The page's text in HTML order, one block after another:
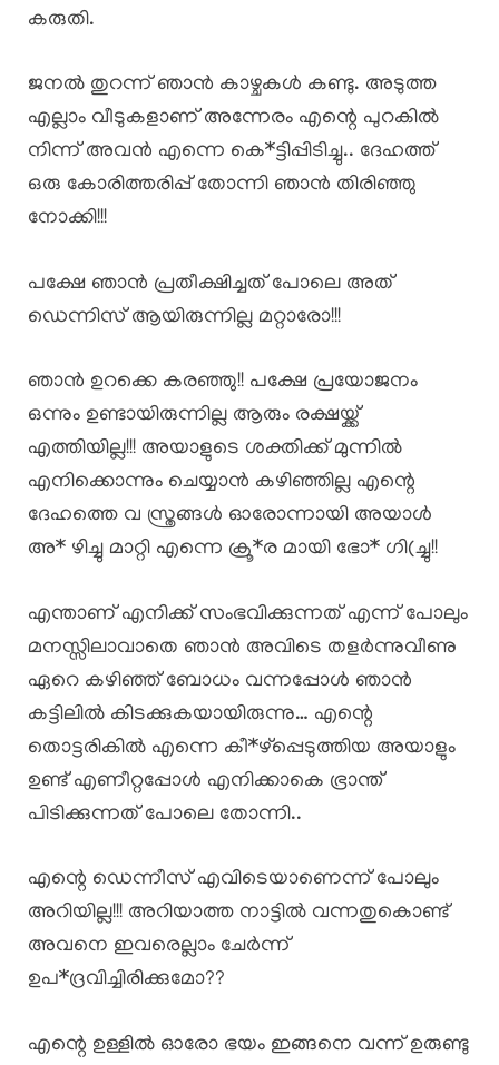
കരുതി.
ജനൽ തുറന്ന് ഞാൻ കാഴ്ചകൾ കണ്ടു. അടുത്ത
എല്ലാം വീടുകളാണ് അന്നേരം എന്റെ പുറകിൽ
നിന്ന് അവൻ എന്നെ കെ*ട്ടിപ്പിടിച്ചു.. ദേഹത്ത്
ഒരു കോരിത്തരിപ്പ് തോന്നി ഞാൻ തിരിഞ്ഞു
നോക്കി!!!
പക്ഷേ ഞാൻ പ്രതീക്ഷിച്ചത് പോലെ അത്
ഡെന്നിസ് ആയിരുന്നില്ല മറ്റാരോ!!!
ഞാൻ ഉറക്കെ കരഞ്ഞു!! പക്ഷേ പ്രയോജനം
ഒന്നും ഉണ്ടായിരുന്നില്ല ആരും രക്ഷയ്ക്ക്
എത്തിയില്ല!!! അയാളുടെ ശക്തിക്ക് മുന്നിൽ
എനിക്കൊന്നും ചെയ്യാൻ കഴിഞ്ഞില്ല എന്റെ
ദേഹത്തെ വ സ്ത്രങ്ങൾ ഓരോന്നായി അയാൾ
അ* ഴിച്ചു മാറ്റി എന്നെ ക്രൂ*ര മായി ഭോ* ഗി(ച്ചു!!
എന്താണ് എനിക്ക് സംഭവിക്കുന്നത് എന്ന് പോലും
മനസ്സിലാവാതെ ഞാൻ അവിടെ തളർന്നുവീണു
ഏറെ കഴിഞ്ഞ് ബോധം വന്നപ്പോൾ ഞാൻ
കട്ടിലിൽ കിടക്കുകയായിരുന്നു… എന്റെ
തൊട്ടരികിൽ എന്നെ കീ*ഴ്പ്പെടുത്തിയ അയാളും
ഉണ്ട് എണീറ്റപ്പോൾ എനിക്കാകെ ഭ്രാന്ത്
പിടിക്കുന്നത് പോലെ തോന്നി..
എന്റെ ഡെന്നീസ് എവിടെയാണെന്ന് പോലും
അറിയില്ല!!! അറിയാത്ത നാട്ടിൽ വന്നതുകൊണ്ട്
അവനെ ഇവരെല്ലാം ചേർന്ന്
ഉപ*ദ്രവിച്ചിരിക്കുമോ??
എന്റെ ഉള്ളിൽ ഓരോ ഭയം ഇങ്ങനെ വന്ന് ഉരുണ്ടു